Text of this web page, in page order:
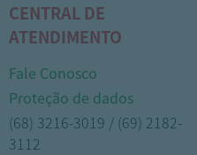
CENTRAL DE
ATENDIMENTO
Fale Conosco
Proteção de dados
(68) 3216-3019 / (69) 2182-
3112